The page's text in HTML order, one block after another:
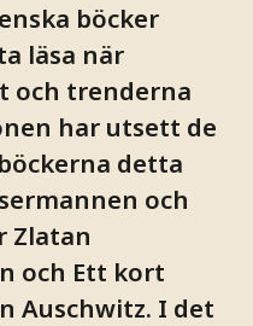
böcker
läsa när
och trenderna
har utsett de
detta
och
Zlatan
och Ett kort
Auschwitz. I det